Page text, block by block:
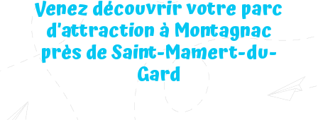
Venez découvrir votre parc
d’attraction à Montagnac
près de Saint-Mamert-du-
Gard